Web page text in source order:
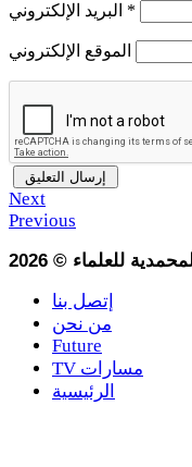
*
الموقع الإلكتروني
Next
Previous
2026 © للعلماء
إتصل بنا
من نحن
Future
TV مسارات
الرئيسية